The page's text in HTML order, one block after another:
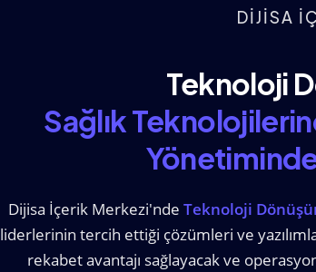
DİJİSA
Teknoloji
Sağlık
Dijisa İçerik Merkezi'nde Teknoloji
liderlerinin tercih ettiği çözümleri ve
rekabet avantajı sağlayacak ve